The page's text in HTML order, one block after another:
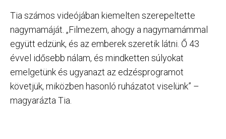
Tia számos videójában kiemelten szerepeltette
nagymamáját. „Filmezem, ahogy a nagymamámmal
együtt edzünk, és az emberek szeretik látni. Ő 43
évvel idősebb nálam, és mindketten súlyokat
emelgetünk és ugyanazt az edzésprogramot
követjük, miközben hasonló ruházatot viselünk” –
magyarázta Tia.